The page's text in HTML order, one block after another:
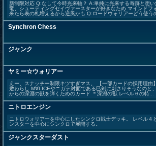
新制限対応 Q:なして今時光来軸？ A:単純に光来する奇跡と想い
竜、シューティングセイヴァースターが好きなため マインドフ
来たら表の札増えるから逆風かも Q:ロードウォリアーどう使う
Synchron Chess
ジャンク
ヤミー☆ウォリアー
えー、スナッチー制限キツすぎマス。 【一部カードの採用理由
敷わらし М∀LICEやニガテ対面である巳剣に刺さりそうなのと
からの深淵の獣を弾くためのカード ＊深淵の獣 レベル６の特...
ニトロエンジン
ニトロウォリアーを中心にしたシンクロ戦士デッキ。 レベル４
ンスターを中心にシンクロで展開する。
ジャンクスターダスト